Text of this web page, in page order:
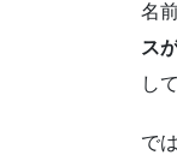
名
ス
し
で